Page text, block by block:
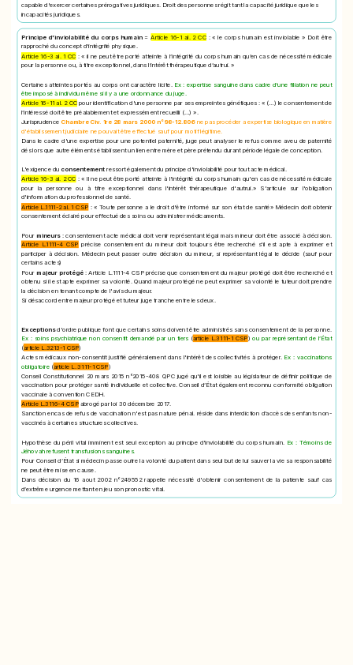
capable d'exercer certaines prérogatives juridiques. Droit des personnes régit tant la capacité juridique que les
incapacités juridiques.
Principe d'inviolabilité du corps humain=Article 16-1 al. 2 CC: « le corps humain est inviolable » Doit être
rapproché du concept d'intégrité physique.
Article 16-3 al. 1 CC : « il ne peut être porté atteinte à l’intégrité du corps humain qu’en cas de nécessité médicale
pour la personne ou, à titre exceptionnel, dans l’intérêt thérapeutique d’autrui. »
Certaines atteintes portés au corps ont caractère licite. Ex : expertise sanguine dans cadre d'une filiation ne peut
être imposé à individu même si il y a une ordonnance du juge.
Article 16-11 al. 2 CC pour identification d'une personne par ses empreintes génétiques : « (…) le consentement de
l’intéressé doit être préalablement et expressément recueilli (…) ».
JurisprudenceChambre Civ. 1re 28 mars 2000 n°98-12.806 ne pas procéder a expertise biologique en matière
d'établissement judiciaire ne pouvait être effectué sauf pour motif légitime.
Dans le cadre d'une expertise pour une potentiel paternité, juge peut analyser le refus comme aveu de paternité
dés lors que autre éléments établissent un lien entre mère et père prétendu durant période légale de conception.
L'exigence du consentement ressort également du principe d'inviolabilité pour tout acte médical.
Article 16-3 al. 2 CC : « Il ne peut être porté atteinte à l'intégrité du corps humain qu'en cas de nécessité médicale
pour la personne ou à titre exceptionnel dans l'intérêt thérapeutique d'autrui.» S'articule sur l'obligation
d'information du professionnel de santé.
Article L.1111-2 al. 1 CSP : « Toute personne a le droit d'être informé sur son état de santé» Médecin doit obtenir
consentement éclairé pour effectué des soins ou administrer médicaments.
Pourmineurs: consentement acte médical doit venir représentant légal mais mineur doit être associé à décision.
Article L.1111-4 CSP précise consentement du mineur doit toujours être recherché s'il est apte à exprimer et
participer à décision. Médecin peut passer outre décision du mineur, si représentant légal le décide (sauf pour
certains actes)
Pourmajeur protégé: Article L.1111-4 CSP précise que consentement du majeur protégé doit être recherché et
obtenu si il est apte exprimer sa volonté. Quand majeur protégé ne peut exprimer sa volonté le tuteur doit prendre
la décision en tenant compte de l'avis du majeur.
Si désaccord entre majeur protégé et tuteur juge tranche entre les deux.
Exceptionsd'ordre publique font que certains soins doivent être administrés sans consentement de la personne.
Ex : soins psychiatrique non consentit demandé par un tiers (article L.3111-1 CSP)ou par représentant de l’État
(article L.3213-1 CSP)
Actes médicaux non-consentit justifié généralement dans l'intérêt des collectivités à protéger. Ex : vaccinations
obligatoire(article L. 3111-1 CSP)
Conseil Constitutionnel 20 mars 2015 n°2015-408 QPC jugé qu'il est loisible au législateur de définir politique de
vaccination pour protéger santé individuelle et collective. Conseil d’État également reconnu conformité obligation
vaccinale à convention CEDH.
Article L.3116-4 CSPabrogé par loi 30 décembre 2017.
Sanction encas de refus de vaccination n'est pas nature pénal. réside dans interdiction d’accès des enfants non-
vaccinés à certaines structures collectives.
Hypothèse du péril vital imminent est seul exception au principe d'inviolabilité du corps humain. Ex : Témoins de
Jéhovah refusent transfusions sanguines.
Pour Conseil d’État si médecin passe outre la volonté du patient dans seul but de lui sauver la vie sa responsabilité
ne peut être mise en cause.
Dans décision du 16 aout 2002 n°249552 rappelle nécessité d'obtenir consentement de la patiente sauf cas
d’extrême urgence mettant en jeu son pronostic vital.